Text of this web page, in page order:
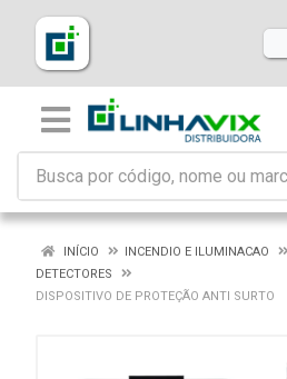
INÍCIO
INCENDIO E ILUMINACAO
DETECTORES
DISPOSITIVO DE PROTEÇÃO ANTI SURTO